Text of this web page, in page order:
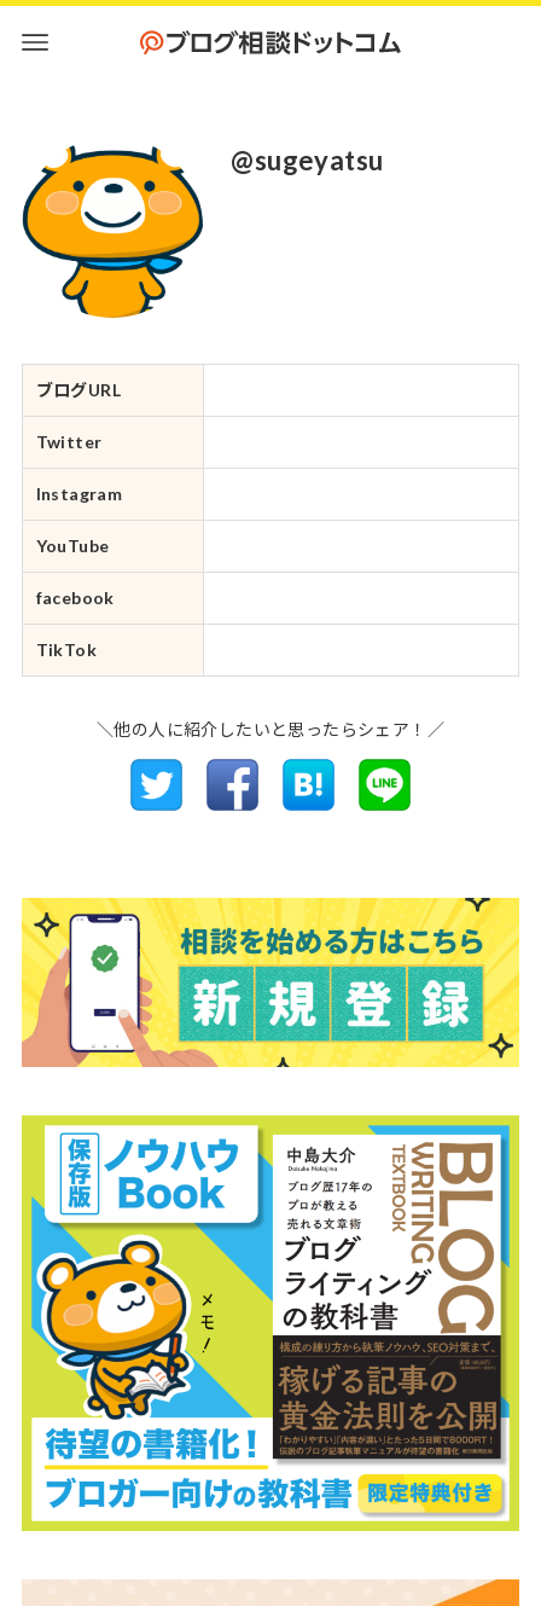
@sugeyatsu
ブログURL
Twitter
Instagram
YouTube
facebook
TikTok
＼他の人に紹介したいと思ったらシェア！／